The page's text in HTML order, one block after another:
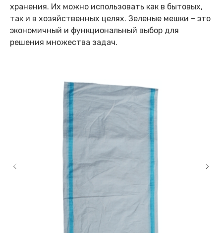
хранения. Их можно использовать как в бытовых,
так и в хозяйственных целях. Зеленые мешки – это
экономичный и функциональный выбор для
решения множества задач.